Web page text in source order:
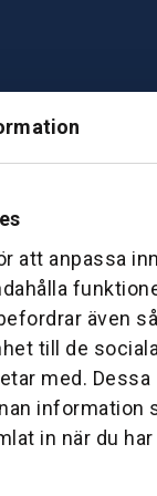
att anpassa
även
till de
med. Dessa
information
in när du